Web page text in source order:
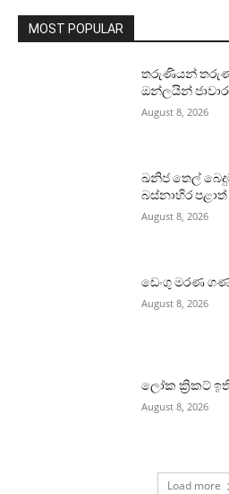
MOST POPULAR
තරුණියන්
ඔන්ලයින්
August 8, 2026
ඛනිජ තෙල්
බස්නාහිර
August 8, 2026
ඩෙංගු මරණ
August 8, 2026
ලෝක ක්‍රිකට්
August 8, 2026
Load more